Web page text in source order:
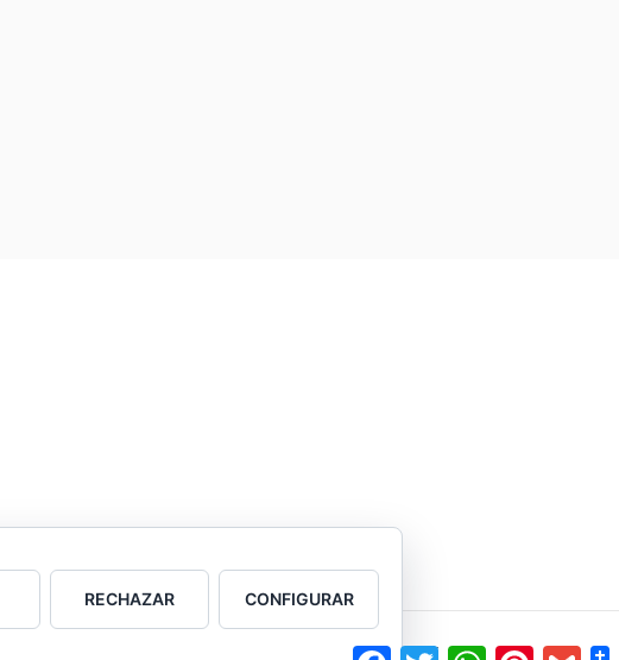
Tema Fooding porFRT
FacebookTwitterWhatsAppPinterest
RECHAZAR CONFIGURAR